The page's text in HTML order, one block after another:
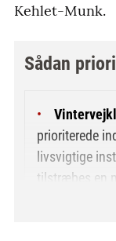
Kehlet-Munk.
Sådan
prioriterede
livsvigtige
tilstræbes en